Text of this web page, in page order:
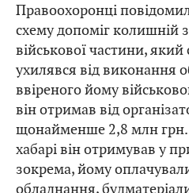
Правоохоронці
схему допоміг колишній
військової частини,
ухилявся від виконання
ввіреного йому
він отримав від
щонайменше 2,8 млн грн.
хабарі він отримував у
зокрема, йому
обладнання,